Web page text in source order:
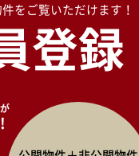
をご覧いただけます！
登録